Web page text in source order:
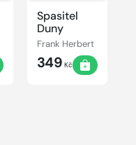
Spasitel
Duny
Frank Herbert
349 Kč